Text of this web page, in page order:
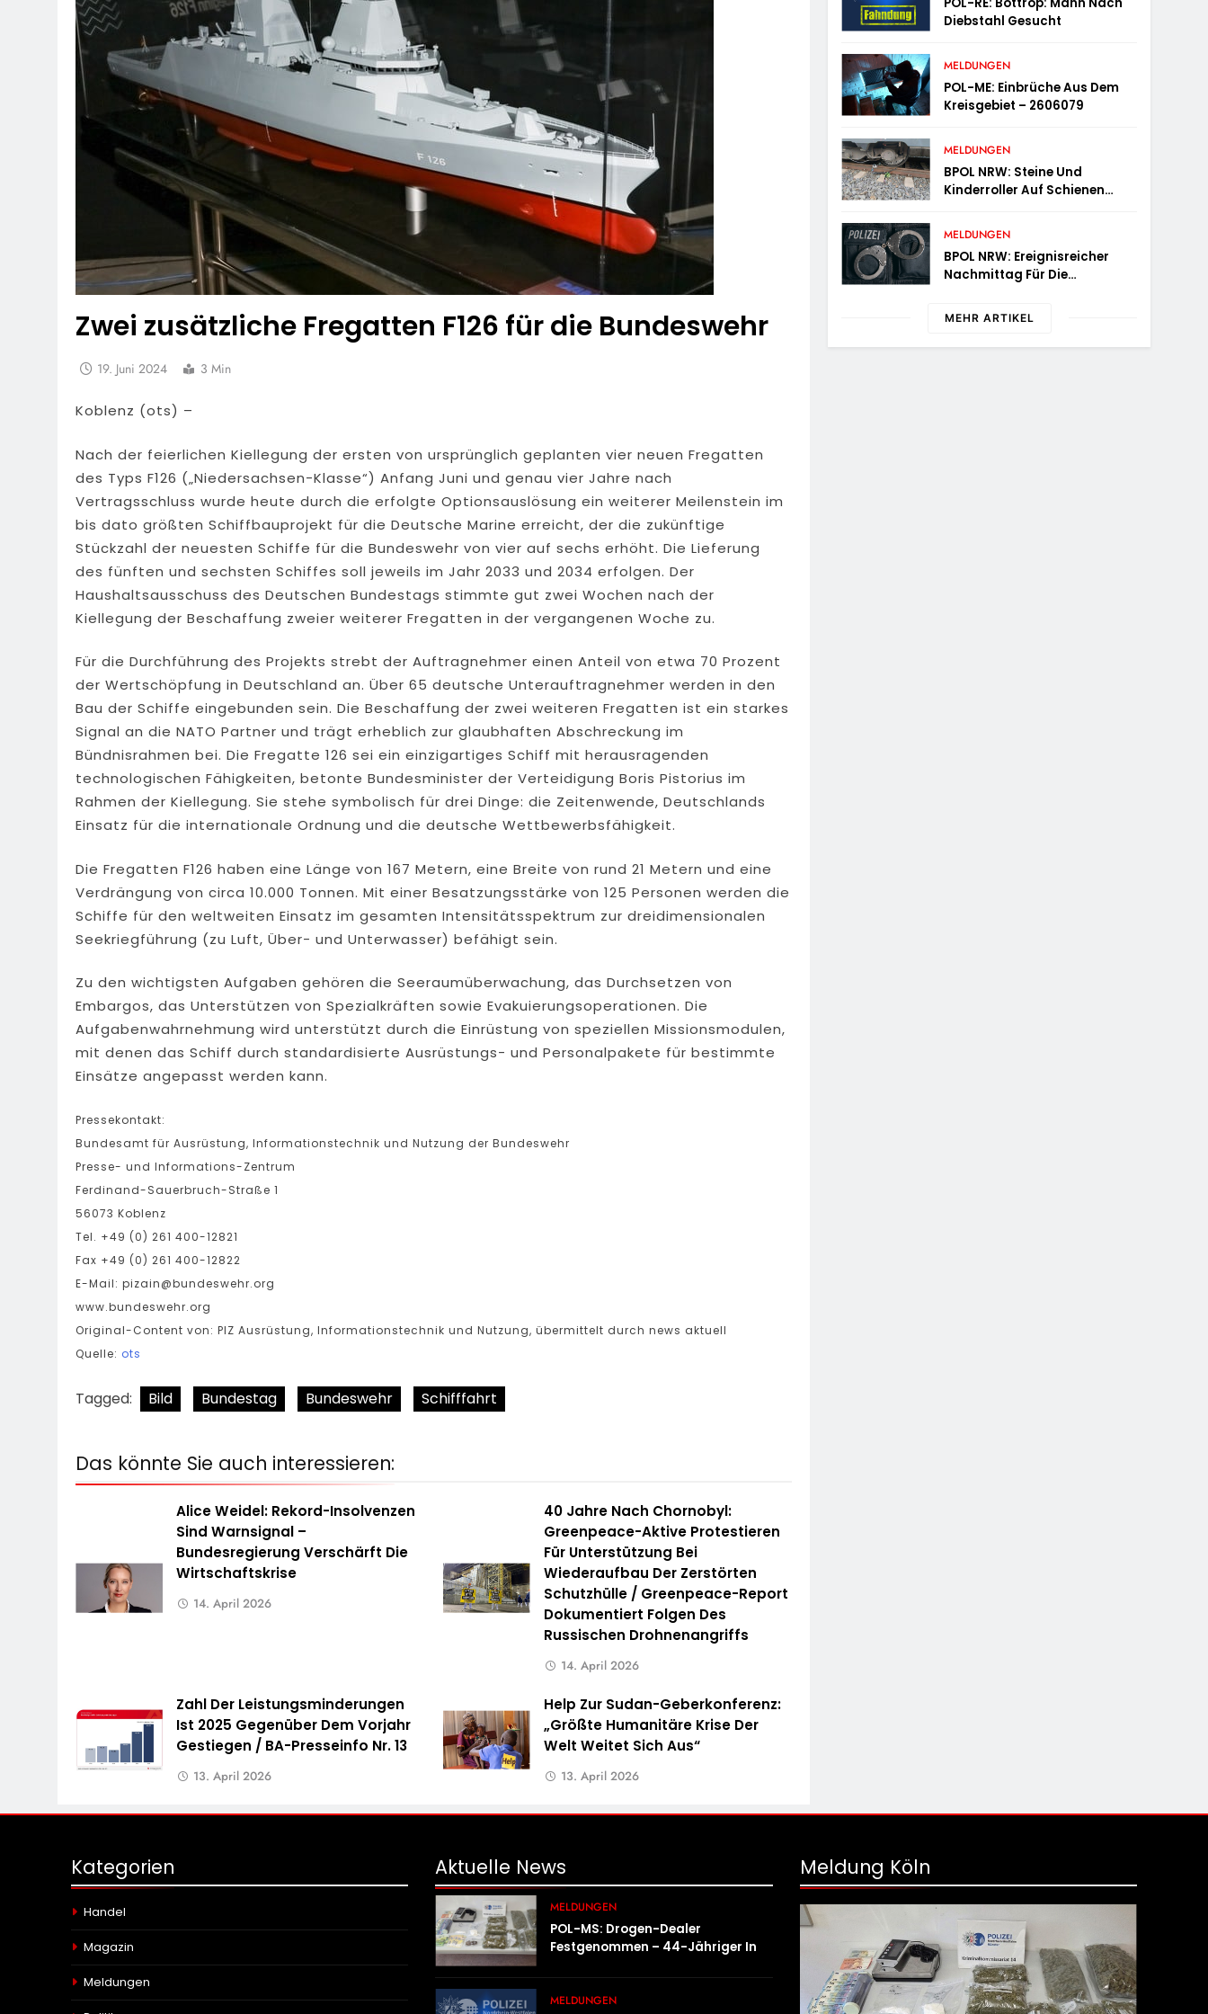
Zwei zusätzliche Fregatten F126 für die Bundeswehr
19. Juni 2024 3 Min
Koblenz (ots) –
Nach der feierlichen Kiellegung der ersten von ursprünglich geplanten vier neuen Fregatten
des Typs F126 („Niedersachsen-Klasse“) Anfang Juni und genau vier Jahre nach
Vertragsschluss wurde heute durch die erfolgte Optionsauslösung ein weiterer Meilenstein im
bis dato größten Schiffbauprojekt für die Deutsche Marine erreicht, der die zukünftige
Stückzahl der neuesten Schiffe für die Bundeswehr von vier auf sechs erhöht. Die Lieferung
des fünften und sechsten Schiffes soll jeweils im Jahr 2033 und 2034 erfolgen. Der
Haushaltsausschuss des Deutschen Bundestags stimmte gut zwei Wochen nach der
Kiellegung der Beschaffung zweier weiterer Fregatten in der vergangenen Woche zu.
Für die Durchführung des Projekts strebt der Auftragnehmer einen Anteil von etwa 70 Prozent
der Wertschöpfung in Deutschland an. Über 65 deutsche Unterauftragnehmer werden in den
Bau der Schiffe eingebunden sein. Die Beschaffung der zwei weiteren Fregatten ist ein starkes
Signal an die NATO Partner und trägt erheblich zur glaubhaften Abschreckung im
Bündnisrahmen bei. Die Fregatte 126 sei ein einzigartiges Schiff mit herausragenden
technologischen Fähigkeiten, betonte Bundesminister der Verteidigung Boris Pistorius im
Rahmen der Kiellegung. Sie stehe symbolisch für drei Dinge: die Zeitenwende, Deutschlands
Einsatz für die internationale Ordnung und die deutsche Wettbewerbsfähigkeit.
Die Fregatten F126 haben eine Länge von 167 Metern, eine Breite von rund 21 Metern und eine
Verdrängung von circa 10.000 Tonnen. Mit einer Besatzungsstärke von 125 Personen werden die
Schiffe für den weltweiten Einsatz im gesamten Intensitätsspektrum zur dreidimensionalen
Seekriegführung (zu Luft, Über- und Unterwasser) befähigt sein.
Zu den wichtigsten Aufgaben gehören die Seeraumüberwachung, das Durchsetzen von
Embargos, das Unterstützen von Spezialkräften sowie Evakuierungsoperationen. Die
Aufgabenwahrnehmung wird unterstützt durch die Einrüstung von speziellen Missionsmodulen,
mit denen das Schiff durch standardisierte Ausrüstungs- und Personalpakete für bestimmte
Einsätze angepasst werden kann.
Pressekontakt:
Bundesamt für Ausrüstung, Informationstechnik und Nutzung der Bundeswehr
Presse- und Informations-Zentrum
Ferdinand-Sauerbruch-Straße 1
56073 Koblenz
Tel. +49 (0) 261 400-12821
Fax +49 (0) 261 400-12822
E-Mail: pizain@bundeswehr.org
www.bundeswehr.org
Original-Content von: PIZ Ausrüstung, Informationstechnik und Nutzung, übermittelt durch news aktuell
Quelle: ots
Tagged: Bild Bundestag Bundeswehr Schifffahrt
Das könnte Sie auch interessieren:
Alice Weidel: Rekord-Insolvenzen
Sind Warnsignal –
Bundesregierung Verschärft Die
Wirtschaftskrise
14. April 2026
40 Jahre Nach Chornobyl:
Greenpeace-Aktive Protestieren
Für Unterstützung Bei
Wiederaufbau Der Zerstörten
Schutzhülle / Greenpeace-Report
Dokumentiert Folgen Des
Russischen Drohnenangriffs
14. April 2026
Zahl Der Leistungsminderungen
Ist 2025 Gegenüber Dem Vorjahr
Gestiegen / BA-Presseinfo Nr. 13
13. April 2026
Help Zur Sudan-Geberkonferenz:
„Größte Humanitäre Krise Der
Welt Weitet Sich Aus“
13. April 2026
Diebstahl Gesucht
MELDUNGEN
POL-ME: Einbrüche Aus Dem
Kreisgebiet – 2606079
MELDUNGEN
BPOL NRW: Steine Und
Kinderroller Auf Schienen
Ermittelt Und Warnt
MELDUNGEN
BPOL NRW: Ereignisreicher
Nachmittag Für Die
Weniger Stunden Gleich Zwei
MEHR ARTIKEL
Kategorien
Handel
Magazin
Meldungen
Aktuelle News
MELDUNGEN
POL-MS: Drogen-Dealer
Festgenommen – 44-Jähriger In
MELDUNGEN
Meldung Köln